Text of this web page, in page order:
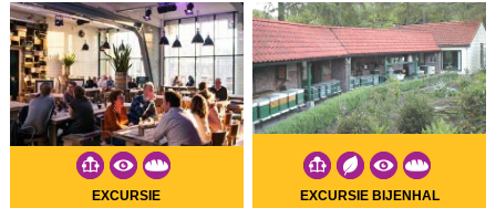
EXCURSIE
EXCURSIE BIJENHAL